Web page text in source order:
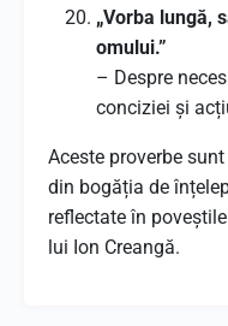
„Vorba lungă,
omului.”
– Despre
conciziei și
Aceste proverbe
din bogăția de
reflectate în
lui Ion Creangă.